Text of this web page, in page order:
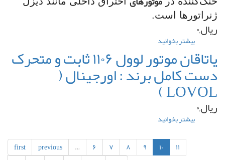
قالپاق
سوپاپ
)
ژنراتورها است.
ریال,۰
بیشتر بخوانید
موتور
پرکینز
۶
سیلندر
یاتاقان موتور لوول ۱۱۰۶ ثابت و متحرک
دست کامل برند : اورجینال (
LOVOL )
ریال,۰
بیشتر بخوانید
موتور
لوول
۱۱۰۶
first previous … ۶ ۷ ۸ ۹ ۱۰
۱۱